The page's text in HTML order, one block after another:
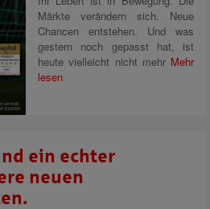
Märkte verändern sich. Neue
Chancen entstehen. Und was
gestern noch gepasst hat, ist
heute vielleicht nicht mehr Mehr
lesen
ein echter
neuen